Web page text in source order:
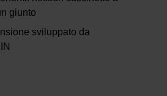
giunto
sviluppato da